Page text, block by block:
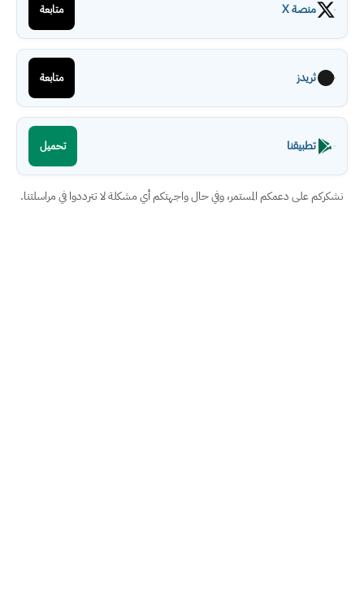
منصة X متابعة
ثريدز متابعة
تطبيقنا تحميل
نشكركم على دعمكم المستمر، وفي حال واجهتكم أي مشكلة لا تترددوا في مراسلتنا.